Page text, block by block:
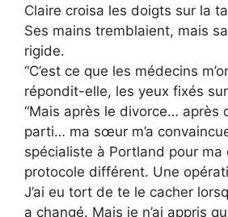
Claire croisa les doigts sur la
Ses mains tremblaient, mais
rigide.
“C’est ce que les médecins
répondit-elle, les yeux fixés
“Mais après le divorce… après
parti… ma sœur m’a
spécialiste à Portland pour ma
protocole différent. Une
J’ai eu tort de te le cacher
a changé. Mais je n’ai appris